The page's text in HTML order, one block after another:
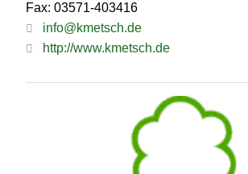
Fax: 03571-403416
info@kmetsch.de
http://www.kmetsch.de